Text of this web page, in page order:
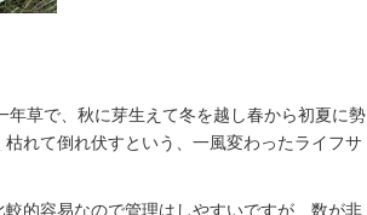
年草で、秋に芽生えて冬を越し春から初夏に勢
れて倒れ伏すという、一風変わったライフサ
的容易なので管理はしやすいですが、数が非